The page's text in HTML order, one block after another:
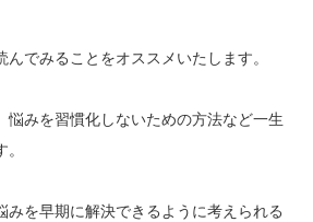
んでみることをオススメいたします。
悩みを習慣化しないための方法など一生
みを早期に解決できるように考えられる